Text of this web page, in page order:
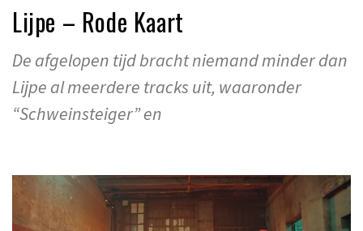
Lijpe – Rode Kaart
De afgelopen tijd bracht niemand minder dan
Lijpe al meerdere tracks uit, waaronder
“Schweinsteiger” en